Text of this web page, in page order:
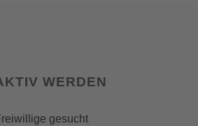
WERDEN
gesucht